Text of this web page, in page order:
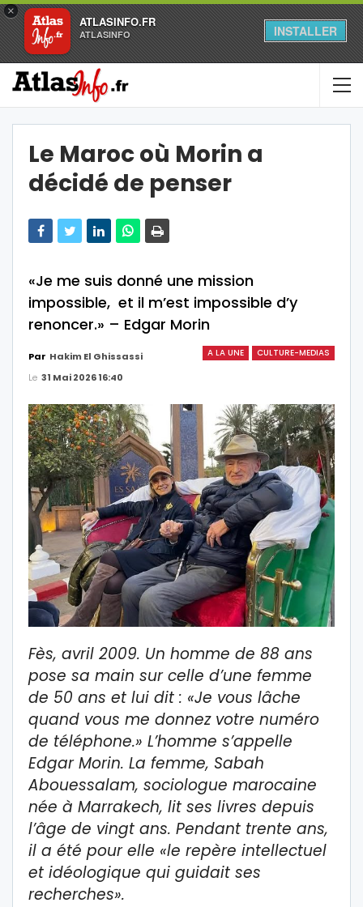
×
ATLASINFO.FR
ATLASINFO INSTALLER
Le Maroc où Morin a
décidé de penser
«Je me suis donné une mission
impossible, et il m’est impossible d’y
renoncer.» – Edgar Morin
A LA UNE CULTURE-MEDIAS
Par Hakim El Ghissassi
Le 31 Mai 2026 16:40
Fès, avril 2009. Un homme de 88 ans
pose sa main sur celle d’une femme
de 50 ans et lui dit : «Je vous lâche
quand vous me donnez votre numéro
de téléphone.» L’homme s’appelle
Edgar Morin. La femme, Sabah
Abouessalam, sociologue marocaine
née à Marrakech, lit ses livres depuis
l’âge de vingt ans. Pendant trente ans,
il a été pour elle «le repère intellectuel
et idéologique qui guidait ses
recherches».